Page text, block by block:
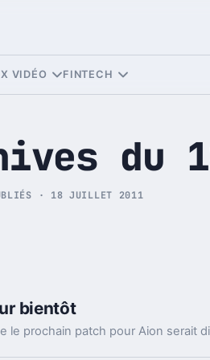
VIDÉO FINTECH
du
· 18 JUILLET 2011
bientôt